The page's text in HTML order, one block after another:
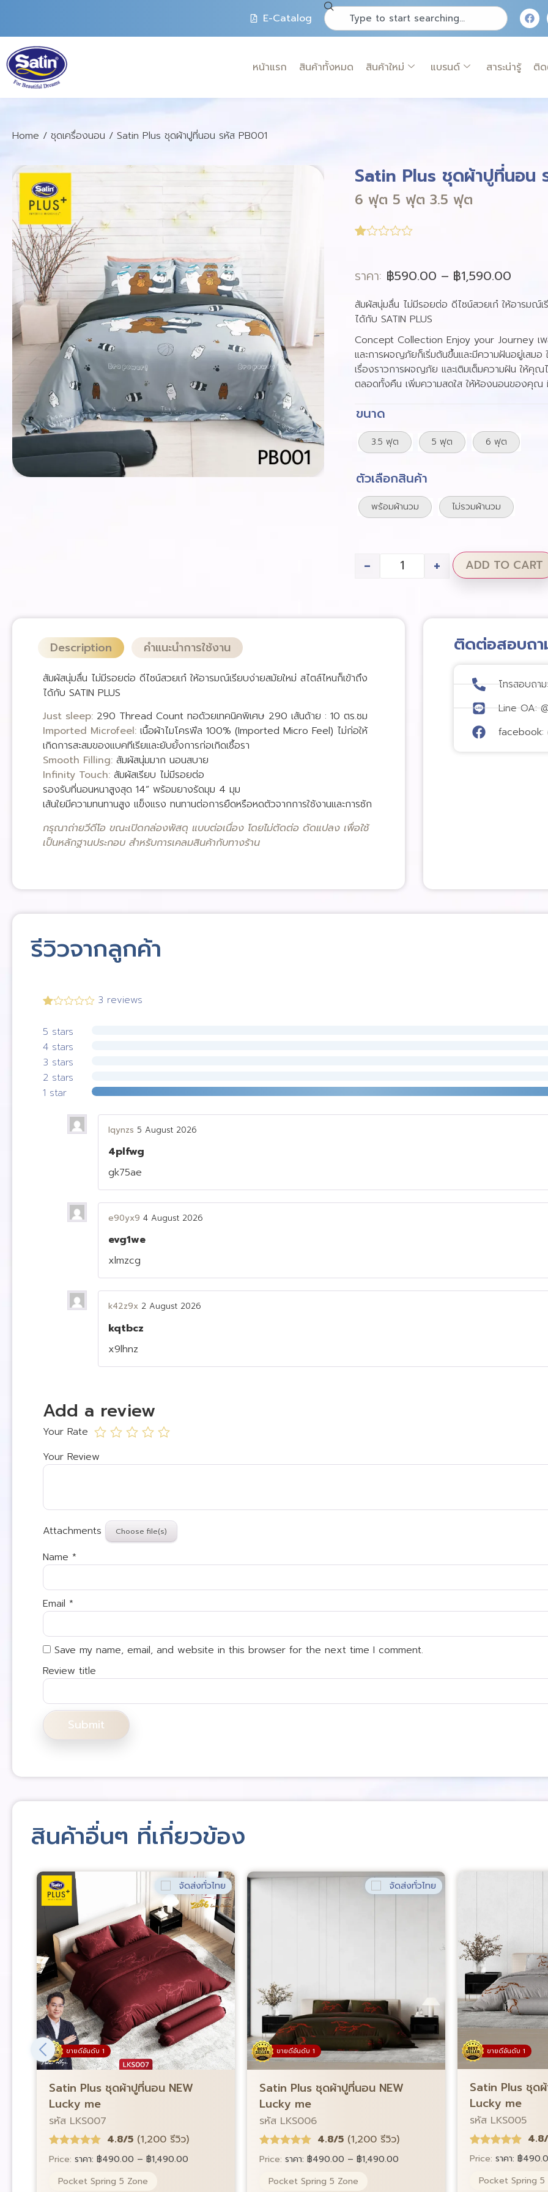
E-Catalog
หน้าแรก สินค้าทั้งหมด สินค้าใหม่ แบรนด์ สาระน่ารู้ ติด
Home / ชุดเครื่องนอน / Satin Plus ชุดผ้าปูที่นอน รหัส PB001
Satin Plus ชุดผ้าปูที่นอน
6 ฟุต 5 ฟุต 3.5 ฟุต
based
customer
ratings
ราคา: ฿590.00 – ฿1,590.00
สัมผัสนุ่มลื่น ไม่มีรอยต่อ ดีไซน์สวยเก๋ ให้อารมณ์เ
ได้กับ SATIN PLUS
Concept Collection Enjoy your Journey เ
และการผจญภัยก็เริ่มต้นขึ้นและมีความฝันอยู่เสม
เรื่องราวการผจญภัย และเติมเต็มความฝัน ให้คุ
ตลอดทั้งคืน เพิ่มความสดใส ให้ห้องนอนของคุณ
ขนาด
3.5 ฟุต 5 ฟุต 6 ฟุต
ตัวเลือกสินค้า
พร้อมผ้านวม ไม่รวมผ้านวม
- + ADD TO CART
Description คำแนะนำการใช้งาน
สัมผัสนุ่มลื่น ไม่มีรอยต่อ ดีไซน์สวยเก๋ ให้อารมณ์เรียบง่ายสมัยใหม่ สไตล์ไหนก็เข้าถึง
ได้กับ SATIN PLUS
Just sleep: 290 Thread Count ทอด้วยเทคนิคพิเศษ 290 เส้นด้าย : 10 ตร.ซม
Imported Microfeel: เนื้อผ้าไมโครฟีล 100% (Imported Micro Feel) ไม่ก่อให้
เกิดการสะสมของแบคทีเรียและยับยั้งการก่อเกิดเชื้อรา
Smooth Filling: สัมผัสนุ่มมาก นอนสบาย
Infinity Touch: สัมผัสเรียบ ไม่มีรอยต่อ
รองรับที่นอนหนาสูงสุด 14” พร้อมยางรัดมุม 4 มุม
เส้นใยมีความทนทานสูง แข็งแรง ทนทานต่อการยืดหรือหดตัวจากการใช้งานและการซัก
กรุณาถ่ายวีดีโอ ขณะเปิดกล่องพัสดุ แบบต่อเนื่อง โดยไม่ตัดต่อ ดัดแปลง เพื่อใช้
เป็นหลักฐานประกอบ สำหรับการเคลมสินค้ากับทางร้าน
ติดต่อสอบถา
โทรสอบถา
Line OA:
facebook:
รีวิวจากลูกค้า
out of
5
3 reviews
5 stars
4 stars
3 stars
2 stars
1 star
lqynzs 5 August 2026
4plfwg
gk75ae
e90yx9 4 August 2026
evg1we
xlmzcg
k42z9x 2 August 2026
kqtbcz
x9lhnz
Add a review
Your Rate
Your Review
Attachments
Name *
Email *
Save my name, email, and website in this browser for the next time I comment.
Review title
สินค้าอื่นๆ ที่เกี่ยวข้อง
ขายดีอันดับ 1
จัดส่งทั่วไทย
Satin Plus ชุดผ้าปูที่นอน NEW
Lucky me
รหัส LKS007
4.8/5 (1,200 รีวิว)
Price: ราคา: ฿490.00 – ฿1,490.00
Pocket Spring 5 Zone
ขายดีอันดับ 1
จัดส่งทั่วไทย
Satin Plus ชุดผ้าปูที่นอน NEW
Lucky me
รหัส LKS006
4.8/5 (1,200 รีวิว)
Price: ราคา: ฿490.00 – ฿1,490.00
Pocket Spring 5 Zone
ขายดีอันดับ 1
Satin Plus ชุด
Lucky me
รหัส LKS005
Price: ราคา: ฿
Pocket Spring 5